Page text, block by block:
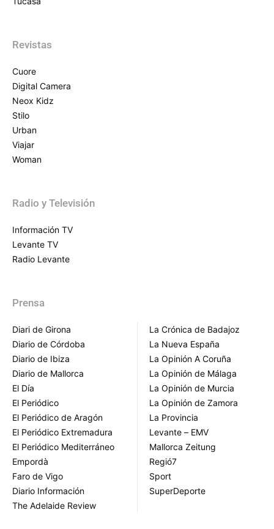
Revistas
Cuore
Digital Camera
Neox Kidz
Stilo
Urban
Viajar
Woman
Radio y Televisión
Información TV
Levante TV
Radio Levante
Prensa
Diari de Girona
Diario de Córdoba
Diario de Ibiza
Diario de Mallorca
El Día
El Periódico
El Periódico de Aragón
El Periódico Extremadura
El Periódico Mediterráneo
Empordà
Faro de Vigo
Diario Información
The Adelaide Review
La Crónica de Badajoz
La Nueva España
La Opinión A Coruña
La Opinión de Málaga
La Opinión de Murcia
La Opinión de Zamora
La Provincia
Levante – EMV
Mallorca Zeitung
Regió7
Sport
SuperDeporte